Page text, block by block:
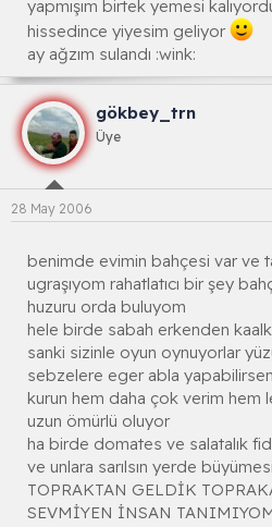
yapmışım birtek yemesi
hissedince yiyesim geliyor
ay ağzım sulandı :wink:
gökbey_trn
Üye
28 May 2006
benimde evimin bahçesi var ve
ugraşıyom rahatlatıcı bir şey
huzuru orda buluyom
hele birde sabah erkenden
sanki sizinle oyun oynuyorlar
sebzelere eger abla
kurun hem daha çok verim
uzun ömürlü oluyor
ha birde domates ve salatalık
ve unlara sarılsın yerde
TOPRAKTAN GELDİK
SEVMİYEN İNSAN